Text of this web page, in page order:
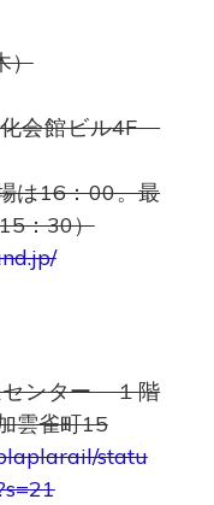
）
化会館ビル4F
は16：00。最
：30）
ンター １階
雲雀町15
statu